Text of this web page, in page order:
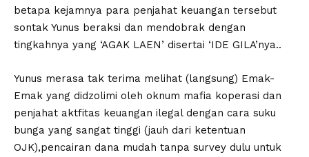
betapa kejamnya para penjahat keuangan tersebut
sontak Yunus beraksi dan mendobrak dengan
tingkahnya yang ‘AGAK LAEN’ disertai ‘IDE GILA’nya..
Yunus merasa tak terima melihat (langsung) Emak-
Emak yang didzolimi oleh oknum mafia koperasi dan
penjahat aktfitas keuangan ilegal dengan cara suku
bunga yang sangat tinggi (jauh dari ketentuan
OJK),pencairan dana mudah tanpa survey dulu untuk